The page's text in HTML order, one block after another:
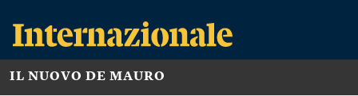
IL NUOVO DE MAURO